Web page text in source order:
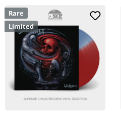
Rare
Limited